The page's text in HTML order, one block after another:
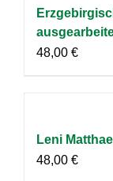
48,00 €
Leni
48,00 €